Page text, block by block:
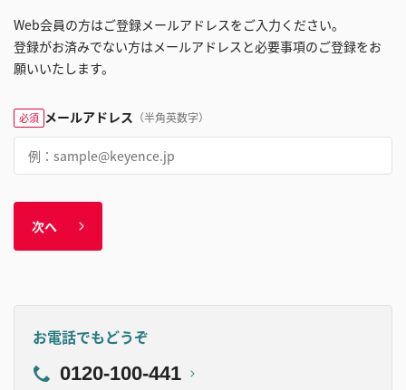
Web会員の方はご登録メールアドレスをご入力ください。
登録がお済みでない方はメールアドレスと必要事項のご登録をお
願いいたします。
必須 メールアドレス （半角英数字）
次へ
お電話でもどうぞ
0120-100-441